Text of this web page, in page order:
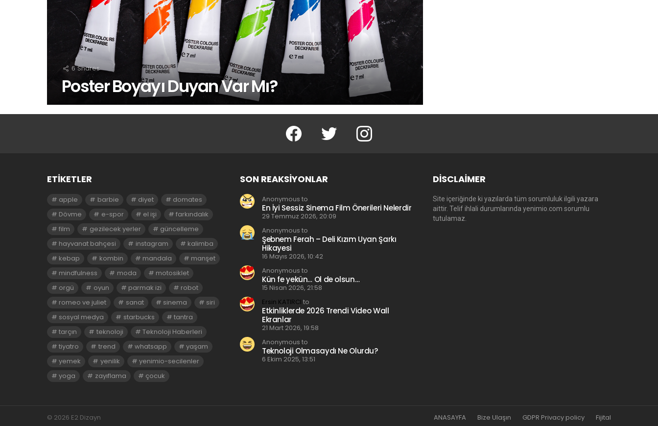
6 Shares
Poster Boyayı Duyan Var Mı?
facebook twitter instagram
ETIKETLER
apple barbie diyet
domates
Dövme
e-spor el işi
farkındalık
film
gezilecek yerler
güncelleme
hayvanat bahçesi
instagram
kalimba
kebap
kombin mandala
manşet
mindfulness
moda
motosiklet
orgü
oyun parmak izi
robot
romeo ve juliet
sanat sinema
siri
sosyal medya
starbucks
tantra
tarçın
teknoloji
Teknoloji Haberleri
tiyatro
trend whatsapp
yaşam
yemek
yenilik
yenimio-secilenler
yoga
zayıflama çocuk
SON REAKSIYONLAR
Anonymous to
En İyi Sessiz Sinema Film Önerileri Nelerdir
29 Temmuz 2026, 20:09
Anonymous to
Şebnem Ferah – Deli Kızım Uyan Şarkı
Hikayesi
16 Mayıs 2026, 10:42
Anonymous to
Kün fe yekün… Ol de olsun…
15 Nisan 2026, 21:58
Ersin KATIRCI to
Etkinliklerde 2026 Trendi Video Wall
Ekranlar
21 Mart 2026, 19:58
Anonymous to
Teknoloji Olmasaydı Ne Olurdu?
6 Ekim 2025, 13:51
DISCLAIMER
Site içeriğinde ki yazılarda tüm sorumluluk ilgili yazara
aittir. Telif ihlali durumlarında yenimio.com sorumlu
tutulamaz.
© 2026 E2 Dizayn ANASAYFA Bize Ulaşın GDPR Privacy policy Fijital